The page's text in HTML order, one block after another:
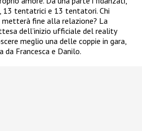
13 tentatrici e 13 tentatori. Chi
metterà fine alla relazione? La
dell’inizio ufficiale del reality
meglio una delle coppie in gara,
Francesca e Danilo.